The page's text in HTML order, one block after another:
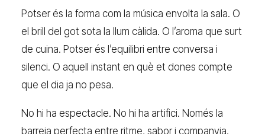
Potser és la forma com la música envolta la sala. O
el brill del got sota la llum càlida. O l’aroma que surt
de cuina. Potser és l’equilibri entre conversa i
silenci. O aquell instant en què et dones compte
que el dia ja no pesa.
No hi ha espectacle. No hi ha artifici. Només la
barreja perfecta entre ritme, sabor i companyia.